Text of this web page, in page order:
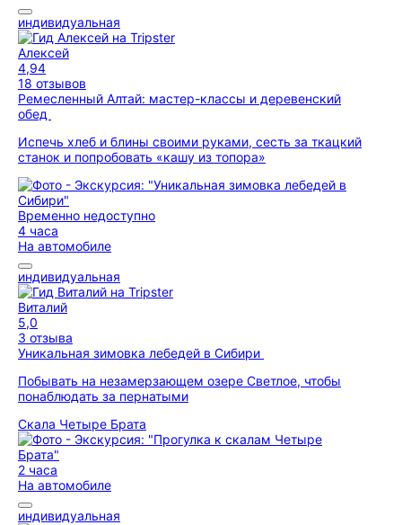
индивидуальная
Алексей
4,94
18 отзывов
Ремесленный Алтай: мастер-классы и деревенский
обед
Испечь хлеб и блины своими руками, сесть за ткацкий
станок и попробовать «кашу из топора»
Временно недоступно
4 часа
На автомобиле
индивидуальная
Виталий
5,0
3 отзыва
Уникальная зимовка лебедей в Сибири
Побывать на незамерзающем озере Светлое, чтобы
понаблюдать за пернатыми
Скала Четыре Брата
2 часа
На автомобиле
индивидуальная